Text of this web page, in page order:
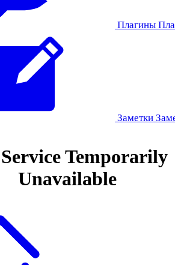
Плагины
Заметки